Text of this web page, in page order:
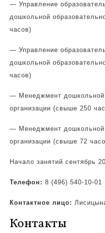
— Управление
дошкольной
часов)
— Управление
дошкольной
часов)
— Менеджмент дошкольной
организации (свыше 250
— Менеджмент дошкольной
организации (свыше 72
Начало занятий сентябрь
Телефон: 8 (496) 540-10-01
Контактное лицо:
Контакты